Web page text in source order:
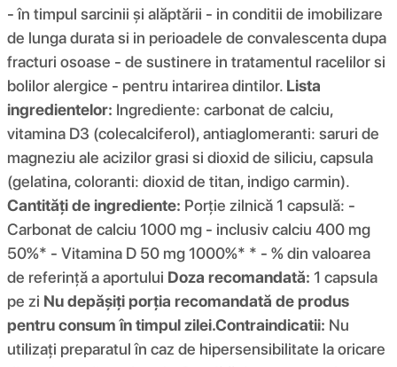
- în timpul sarcinii și alăptării - in conditii de imobilizare
de lunga durata si in perioadele de convalescenta dupa
fracturi osoase - de sustinere in tratamentul racelilor si
bolilor alergice - pentru intarirea dintilor. Lista
ingredientelor: Ingrediente: carbonat de calciu,
vitamina D3 (colecalciferol), antiaglomeranti: saruri de
magneziu ale acizilor grasi si dioxid de siliciu, capsula
(gelatina, coloranti: dioxid de titan, indigo carmin).
Cantități de ingrediente: Porție zilnică 1 capsulă: -
Carbonat de calciu 1000 mg - inclusiv calciu 400 mg
50%* - Vitamina D 50 mg 1000%* * - % din valoarea
de referință a aportului Doza recomandată: 1 capsula
pe zi Nu depășiți porția recomandată de produs
pentru consum în timpul zilei.Contraindicatii: Nu
utilizați preparatul în caz de hipersensibilitate la oricare